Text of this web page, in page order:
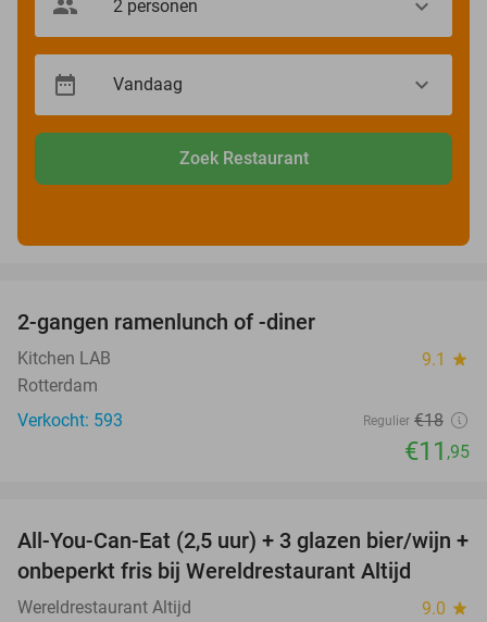
Zoek Restaurant
2-gangen ramenlunch of -diner
Kitchen LAB 9.1 star
Rotterdam
Verkocht: 593
Regulier €18
€11 ,95
21%
All-You-Can-Eat (2,5 uur) + 3 glazen bier/wijn +
onbeperkt fris bij Wereldrestaurant Altijd
Wereldrestaurant Altijd 9.0 star